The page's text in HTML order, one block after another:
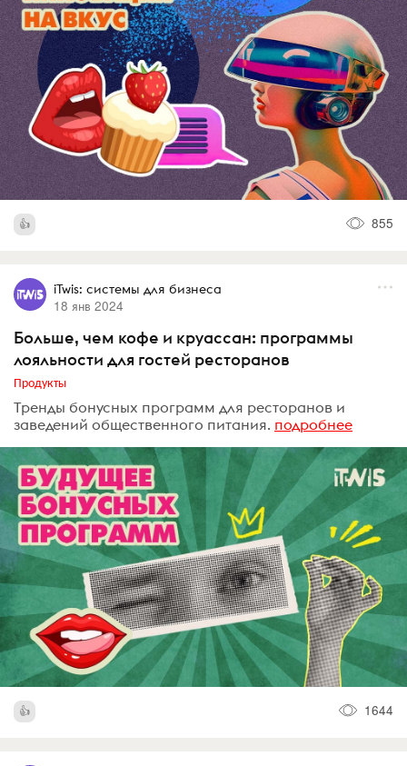
855
iTwis: системы для бизнеса
18 янв 2024
Больше, чем кофе и круассан: программы
лояльности для гостей ресторанов
Продукты
Тренды бонусных программ для ресторанов и
заведений общественного питания. подробнее
1644